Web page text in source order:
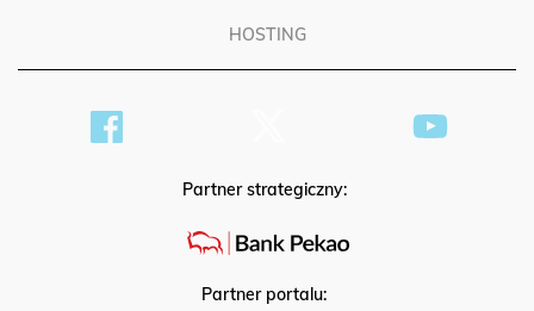
HOSTING
Partner strategiczny:
Partner portalu: